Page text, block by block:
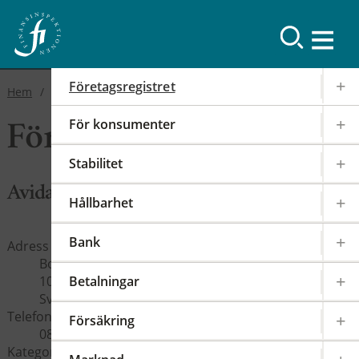
Företagsregistret
För konsumenter
Stabilitet
Hållbarhet
Bank
Betalningar
Försäkring
Hem Våra register Företagsregistret
Företagsregistret
Avida Bank AB (publ)
Adress
Box 38101
100 64 Stockholm
Sverige
Telefon
08-56420100
Kategori